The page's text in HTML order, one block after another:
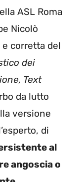
ASL Roma
Nicolò
corretta del
dei
Text
da lutto
versione
di
al
angoscia o